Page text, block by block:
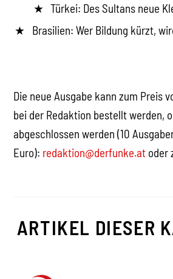
Türkei: Des Sultans neue
Brasilien: Wer Bildung kürzt,
Die neue Ausgabe kann zum Preis
bei der Redaktion bestellt werden,
abgeschlossen werden (10
Euro): redaktion@derfunke.at oder
ARTIKEL DIESER